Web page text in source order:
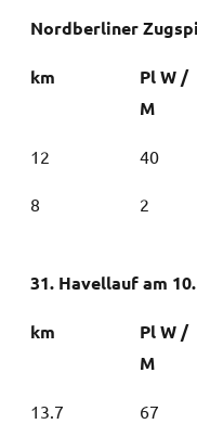
Nordberliner
km
Pl W /
M
12 40
8 2
31. Havellauf am
km
Pl W /
M
13.7 67